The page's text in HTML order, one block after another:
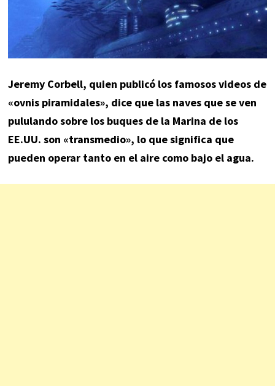
Jeremy Corbell, quien publicó los famosos videos de
«ovnis piramidales», dice que las naves que se ven
pululando sobre los buques de la Marina de los
EE.UU. son «transmedio», lo que significa que
pueden operar tanto en el aire como bajo el agua.